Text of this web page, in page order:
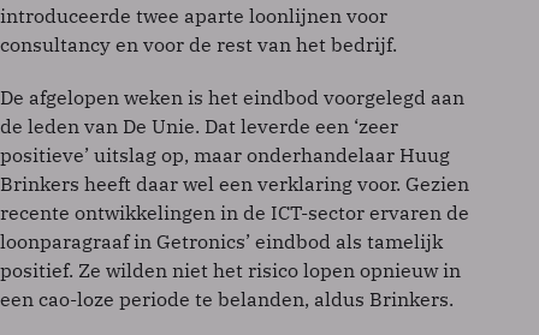
introduceerde twee aparte loonlijnen voor
consultancy en voor de rest van het bedrijf.
De afgelopen weken is het eindbod voorgelegd aan
de leden van De Unie. Dat leverde een ‘zeer
positieve’ uitslag op, maar onderhandelaar Huug
Brinkers heeft daar wel een verklaring voor. Gezien
recente ontwikkelingen in de ICT-sector ervaren de
loonparagraaf in Getronics’ eindbod als tamelijk
positief. Ze wilden niet het risico lopen opnieuw in
een cao-loze periode te belanden, aldus Brinkers.